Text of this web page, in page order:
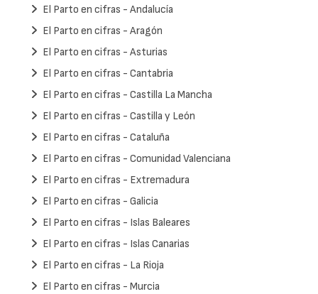
El Parto en cifras - Andalucía
El Parto en cifras - Aragón
El Parto en cifras - Asturias
El Parto en cifras - Cantabria
El Parto en cifras - Castilla La Mancha
El Parto en cifras - Castilla y León
El Parto en cifras - Cataluña
El Parto en cifras - Comunidad Valenciana
El Parto en cifras - Extremadura
El Parto en cifras - Galicia
El Parto en cifras - Islas Baleares
El Parto en cifras - Islas Canarias
El Parto en cifras - La Rioja
El Parto en cifras - Murcia